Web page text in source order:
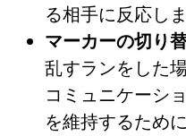
る相手に反応しま
マーカーの切り
乱すランをした
コミュニケーシ
を維持するため